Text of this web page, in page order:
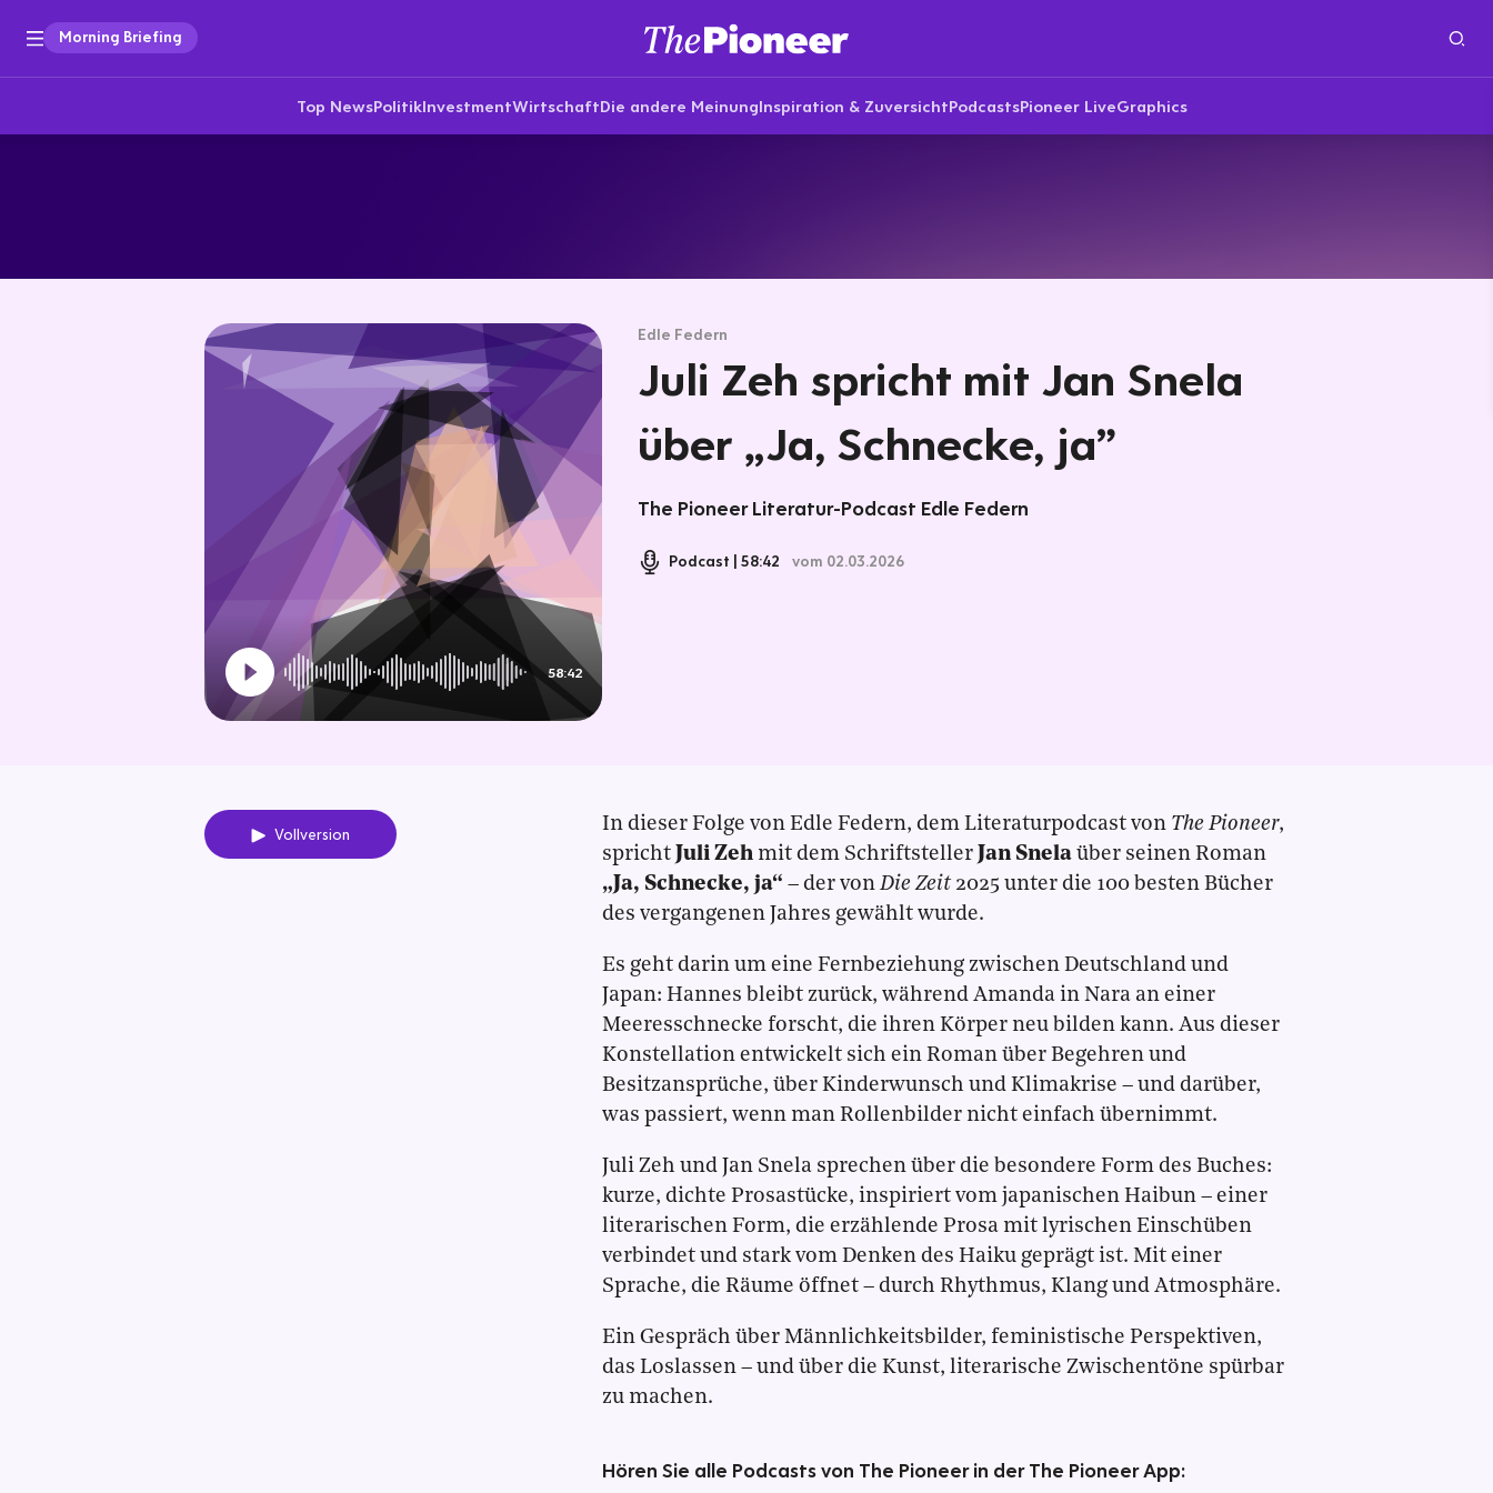
Morning Briefing
Top NewsPolitikInvestmentWirtschaftDie andere MeinungInspiration & ZuversichtPodcastsPioneer LiveGraphics
58:42
Edle Federn
Juli Zeh spricht mit Jan Snela
über „Ja, Schnecke, ja”
The Pioneer Literatur-Podcast Edle Federn
Podcast 58:42 vom 02.03.2026
Vollversion In dieser Folge von Edle Federn, dem Literaturpodcast von The Pioneer,
spricht Juli Zeh mit dem Schriftsteller Jan Snela über seinen Roman
„Ja, Schnecke, ja“ – der von Die Zeit2025 unter die 100 besten Bücher
des vergangenen Jahres gewählt wurde.
Es geht darin um eine Fernbeziehung zwischen Deutschland und
Japan: Hannes bleibt zurück, während Amanda in Nara an einer
Meeresschnecke forscht, die ihren Körper neu bilden kann. Aus dieser
Konstellation entwickelt sich ein Roman über Begehren und
Besitzansprüche, über Kinderwunsch und Klimakrise – und darüber,
was passiert, wenn man Rollenbilder nicht einfach übernimmt.
Juli Zeh und Jan Snela sprechen über die besondere Form des Buches:
kurze, dichte Prosastücke, inspiriert vom japanischen Haibun – einer
literarischen Form, die erzählende Prosa mit lyrischen Einschüben
verbindet und stark vom Denken des Haiku geprägt ist. Mit einer
Sprache, die Räume öffnet – durch Rhythmus, Klang und Atmosphäre.
Ein Gespräch über Männlichkeitsbilder, feministische Perspektiven,
das Loslassen – und über die Kunst, literarische Zwischentöne spürbar
zu machen.
Hören Sie alle Podcasts von The Pioneer in der The Pioneer App: